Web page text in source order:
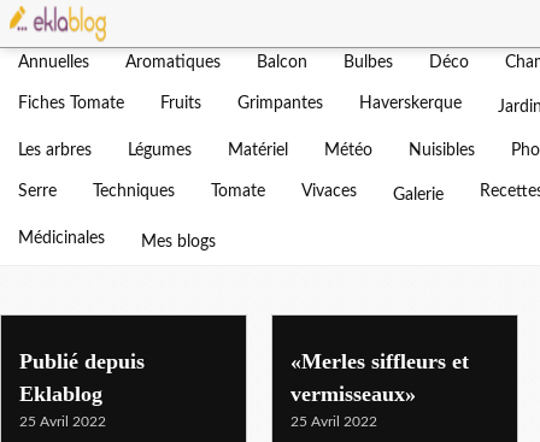
Blog d'un jardin
Vous trouverez ici tout sur
Actualités
Annuelles Aromatiques Balcon Bulbes Déco
Fiches Tomate Fruits Grimpantes Haverskerque
Les arbres Légumes Matériel Météo Nuisibles
Serre Techniques Tomate Vivaces Galerie
Médicinales Mes blogs
Publié depuis
Eklablog
25 Avril 2022
«Merles siffleurs et
vermisseaux»
25 Avril 2022